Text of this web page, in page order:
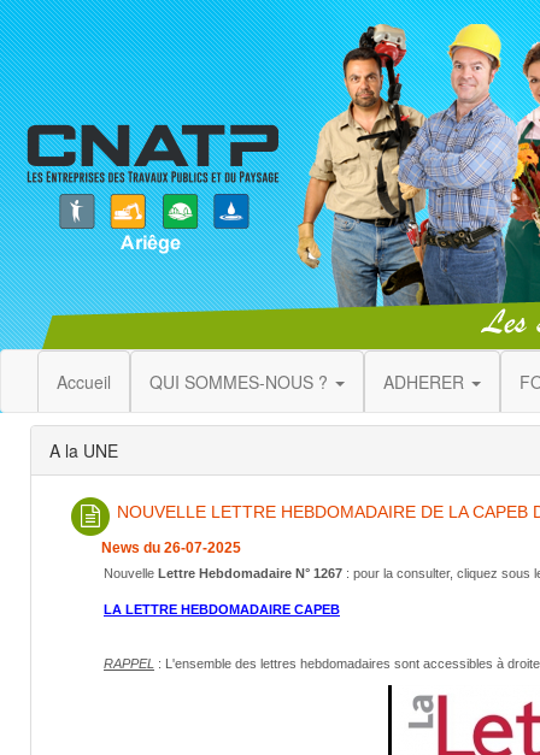
Accueil QUI SOMMES-NOUS ? ADHERER
A la UNE
NOUVELLE LETTRE HEBDOMADAIRE DE LA CAPEB
News du 26-07-2025
Nouvelle Lettre Hebdomadaire N° 1267 : pour la consulter, cliquez sous
LA LETTRE HEBDOMADAIRE CAPEB
RAPPEL : L'ensemble des lettres hebdomadaires sont accessibles à